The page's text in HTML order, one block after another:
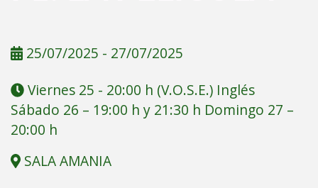
25/07/2025 - 27/07/2025
Viernes 25 - 20:00 h (V.O.S.E.) Inglés
Sábado 26 – 19:00 h y 21:30 h Domingo 27 –
20:00 h
SALA AMANIA